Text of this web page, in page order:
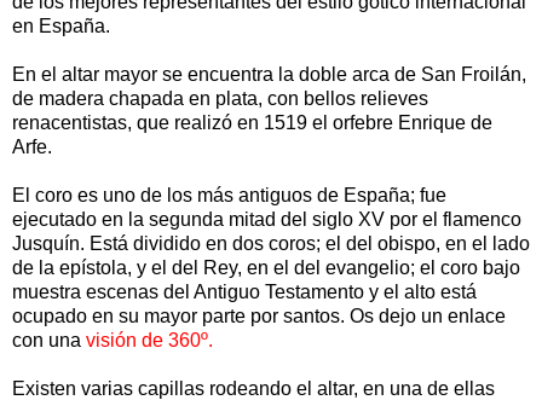
en España.
En el altar mayor se encuentra la doble arca de San Froilán,
de madera chapada en plata, con bellos relieves
renacentistas, que realizó en 1519 el orfebre Enrique de
Arfe.
El coro es uno de los más antiguos de España; fue
ejecutado en la segunda mitad del siglo XV por el flamenco
Jusquín. Está dividido en dos coros; el del obispo, en el lado
de la epístola, y el del Rey, en el del evangelio; el coro bajo
muestra escenas del Antiguo Testamento y el alto está
ocupado en su mayor parte por santos. Os dejo un enlace
con una visión de 360º.
Existen varias capillas rodeando el altar, en una de ellas